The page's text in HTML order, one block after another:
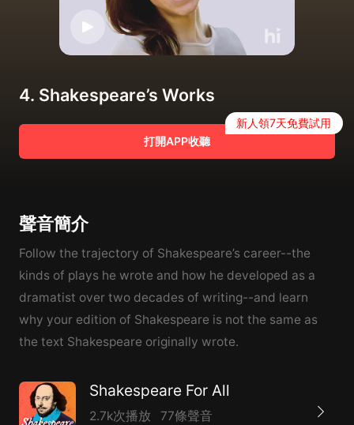
4. Shakespeare’s Works
打開APP收聽
新人領7天免費試用
聲音簡介
Follow the trajectory of Shakespeare’s career--the
kinds of plays he wrote and how he developed as a
dramatist over two decades of writing--and learn
why your edition of Shakespeare is not the same as
the text Shakespeare originally wrote.
Shakespeare For All
2.7k次播放 77條聲音